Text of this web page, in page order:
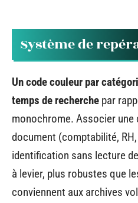
Système de
Un code couleur par
temps de recherche par
monochrome. Associer une
document (comptabilité,
identification sans lecture
à levier, plus robustes que
conviennent aux archives